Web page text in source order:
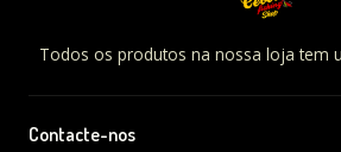
Todos os produtos na nossa loja tem
Contacte-nos